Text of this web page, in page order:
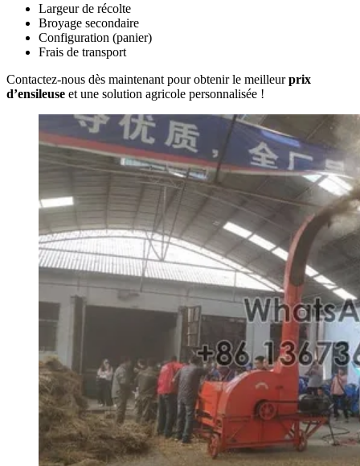
Largeur de récolte
Broyage secondaire
Configuration (panier)
Frais de transport
Contactez-nous dès maintenant pour obtenir le meilleurprix
d’ensileuse et une solution agricole personnalisée !